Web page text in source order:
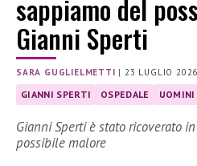
sappiamo del
Gianni Sperti
SARA GUGLIELMETTI |23 LUGLIO 2026
GIANNI SPERTI OSPEDALE UOMINI
Gianni Sperti è stato ricoverato
possibile malore